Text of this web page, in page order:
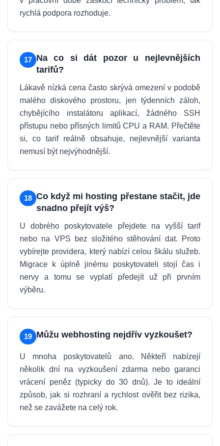
rychlá podpora rozhoduje.
17 Na co si dát pozor u nejlevnějších
tarifů?
Lákavě nízká cena často skrývá omezení v podobě
malého diskového prostoru, jen týdenních záloh,
chybějícího instalátoru aplikací, žádného SSH
přístupu nebo přísných limitů CPU a RAM. Přečtěte
si, co tarif reálně obsahuje, nejlevnější varianta
nemusí být nejvýhodnější.
18 Co když mi hosting přestane stačit, jde
snadno přejít výš?
U dobrého poskytovatele přejdete na vyšší tarif
nebo na VPS bez složitého stěhování dat. Proto
vybírejte providera, který nabízí celou škálu služeb.
Migrace k úplně jinému poskytovateli stojí čas i
nervy a tomu se vyplatí předejít už při prvním
výběru.
19 Můžu webhosting nejdřív vyzkoušet?
U mnoha poskytovatelů ano. Někteří nabízejí
několik dní na vyzkoušení zdarma nebo garanci
vrácení peněz (typicky do 30 dnů). Je to ideální
způsob, jak si rozhraní a rychlost ověřit bez rizika,
než se zavážete na celý rok.